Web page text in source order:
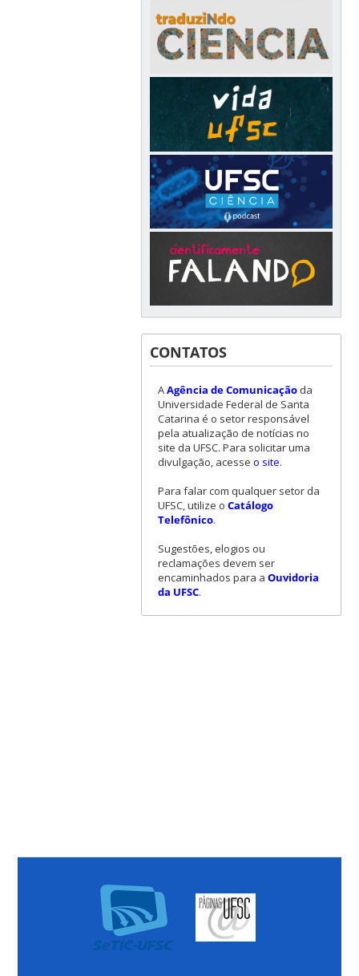
CONTATOS
AAgência de Comunicaçãoda
Universidade Federal de Santa
Catarina é o setor responsável
pela atualização de notícias no
site da UFSC. Para solicitar uma
divulgação, acesse o site.
Para falar com qualquer setor da
UFSC, utilize o Catálogo
Telefônico.
Sugestões, elogios ou
reclamações devem ser
encaminhados para a Ouvidoria
da UFSC.